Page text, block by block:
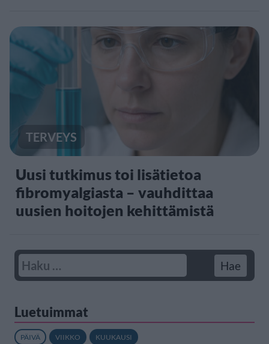
TERVEYS
Uusi tutkimus toi lisätietoa
fibromyalgiasta – vauhdittaa
uusien hoitojen kehittämistä
Luetuimmat
PÄIVÄ VIIKKO KUUKAUSI